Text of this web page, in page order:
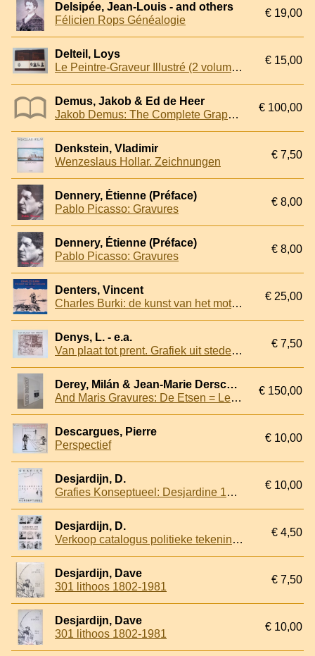
Delsipée, Jean-Louis - and others
Félicien Rops Généalogie
€ 19,00
Delteil, Loys
Le Peintre-Graveur Illustré (2 volumes)
€ 15,00
Demus, Jakob & Ed de Heer
Jakob Demus: The Complete Graphic Work, 1983-2005
€ 100,00
Denkstein, Vladimir
Wenzeslaus Hollar. Zeichnungen
€ 7,50
Dennery, Étienne (Préface)
Pablo Picasso: Gravures
€ 8,00
Dennery, Étienne (Préface)
Pablo Picasso: Gravures
€ 8,00
Denters, Vincent
Charles Burki: de kunst van het motorrijden
€ 25,00
Denys, L. - e.a.
Van plaat tot prent. Grafiek uit stedelijk bezit, technisch benaderd. Catalogus
€ 7,50
Derey, Milán & Jean-Marie Derscheid & Marcel van Jole & Jozef Van der Poorten
And Maris Gravures: De Etsen = Les Gravures = Die Radierungen = The Etchings *WITH SIGNED COLORED ETCHING*
€ 150,00
Descargues, Pierre
Perspectief
€ 10,00
Desjardijn, D.
Grafies Konseptueel: Desjardine 1983 - 1996 *GESIGNEERD*
€ 10,00
Desjardijn, D.
Verkoop catalogus politieke tekeningen van Kafak (Eddy Greidanus 1946 Amsterdam - 2000 Gaast)
€ 4,50
Desjardijn, Dave
301 lithoos 1802-1981
€ 7,50
Desjardijn, Dave
301 lithoos 1802-1981
€ 10,00